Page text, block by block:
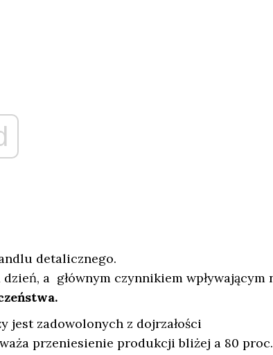
detalicznego.
a głównym czynnikiem wpływającym
jest zadowolonych z dojrzałości
przeniesienie produkcji bliżej a 80 proc.